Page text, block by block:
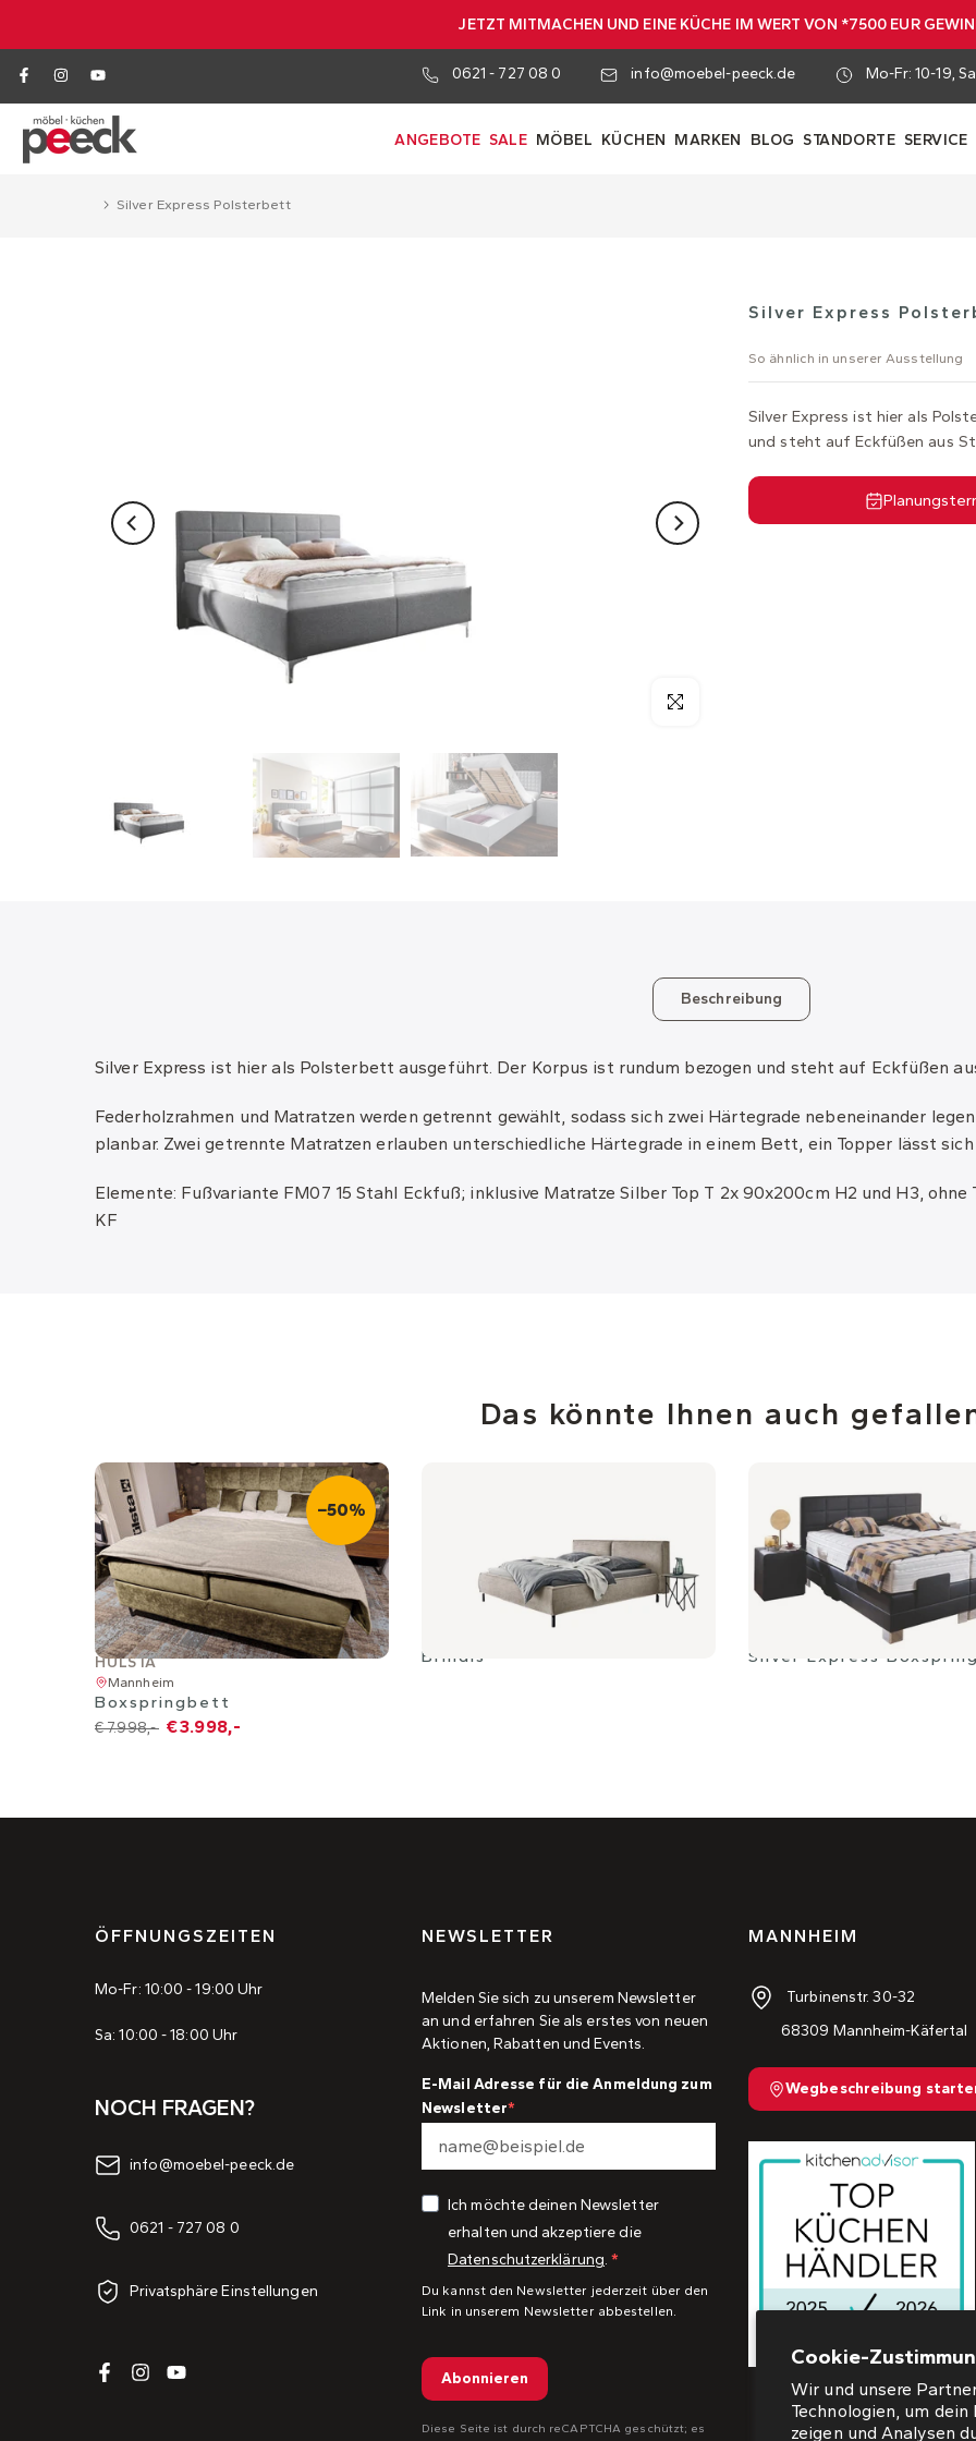
Cookie-
Wir und unsere
Technologien, um
zeigen und Analysen
JETZT MITMACHEN UND EINE KÜCHE IM WERT VON *7500 EUR
0621 - 727 08 0 info@moebel-peeck.de Mo-Fr: 10-19,
ANGEBOTE SALE MÖBEL KÜCHEN MARKEN BLOG STANDORTE SERVICE
Silver Express Polsterbett
Silver Express
So ähnlich in unserer Ausstellung
Silver Express ist hier als
und steht auf Eckfüßen aus
Beschreibung
Silver Express ist hier als Polsterbett ausgeführt. Der Korpus ist rundum bezogen und steht auf Eckfüßen
Federholzrahmen und Matratzen werden getrennt gewählt, sodass sich zwei Härtegrade nebeneinander
planbar. Zwei getrennte Matratzen erlauben unterschiedliche Härtegrade in einem Bett, ein Topper lässt sich
Elemente: Fußvariante FM07 15 Stahl Eckfuß; inklusive Matratze Silber Top T 2x 90x200cm H2 und H3,
KF
Das könnte Ihnen auch
−50%
HÜLSTA
Mannheim
Boxspringbett
€ 7.998,- € 3.998,-
Brindis Silver Express
ÖFFNUNGSZEITEN
Mo-Fr: 10:00 - 19:00 Uhr
Sa: 10:00 - 18:00 Uhr
NOCH FRAGEN?
info@moebel-peeck.de
0621 - 727 08 0
Privatsphäre Einstellungen
NEWSLETTER
Melden Sie sich zu unserem Newsletter
an und erfahren Sie als erstes von neuen
Aktionen, Rabatten und Events.
E-Mail Adresse für die Anmeldung zum
Newsletter
Ich möchte deinen Newsletter
erhalten und akzeptiere die
Datenschutzerklärung.
Du kannst den Newsletter jederzeit über den
Link in unserem Newsletter abbestellen.
Abonnieren
Diese Seite ist durch reCAPTCHA geschützt; es
MANNHEIM
Turbinenstr. 30-32
68309 Mannheim-Käfertal
Wegbeschreibung